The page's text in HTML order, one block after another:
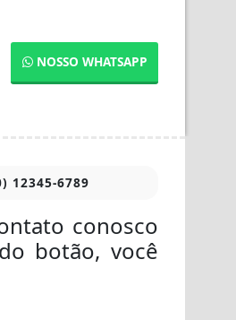
NOSSO WHATSAPP
12345-6789
conosco
botão, você